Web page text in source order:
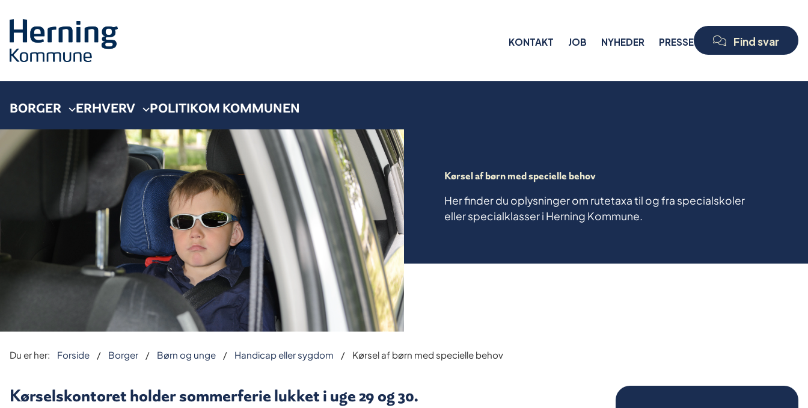
KONTAKT JOB NYHEDER PRESSE Find svar
BORGER ERHVERV POLITIKOM KOMMUNEN
Kørsel af børn med specielle behov
Her finder du oplysninger om rutetaxa til og fra specialskoler
eller specialklasser i Herning Kommune.
Du er her: Forside Borger Børn og unge Handicap eller sygdom Kørsel af børn med specielle behov
Kørselskontoret holder sommerferie lukket i uge 29 og 30.